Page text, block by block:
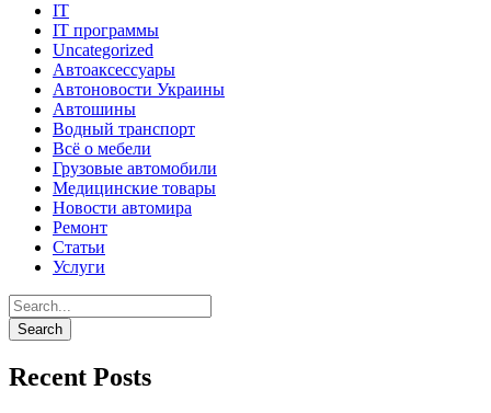
IT
IT программы
Uncategorized
Автоаксессуары
Автоновости Украины
Автошины
Водный транспорт
Всё о мебели
Грузовые автомобили
Медицинские товары
Новости автомира
Ремонт
Статьи
Услуги
Recent Posts